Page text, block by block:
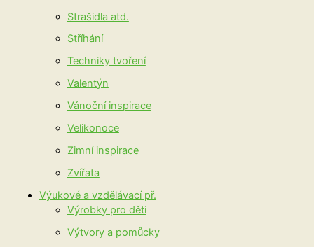
Strašidla atd.
Stříhání
Techniky tvoření
Valentýn
Vánoční inspirace
Velikonoce
Zimní inspirace
Zvířata
Výukové a vzdělávací př.
Výrobky pro děti
Výtvory a pomůcky